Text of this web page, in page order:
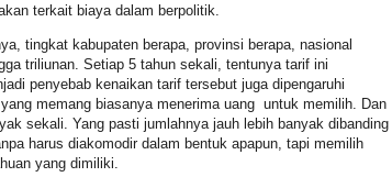
terkait biaya dalam berpolitik.
tingkat kabupaten berapa, provinsi berapa, nasional
triliunan. Setiap 5 tahun sekali, tentunya tarif ini
penyebab kenaikan tarif tersebut juga dipengaruhi
memang biasanya menerima uang untuk memilih. Dan
sekali. Yang pasti jumlahnya jauh lebih banyak dibanding
harus diakomodir dalam bentuk apapun, tapi memilih
yang dimiliki.